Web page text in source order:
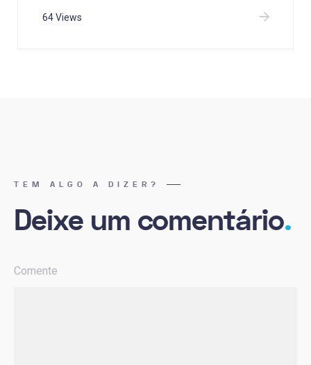
64 Views
TEM ALGO A DIZER?
Deixe um comentário.
Comente